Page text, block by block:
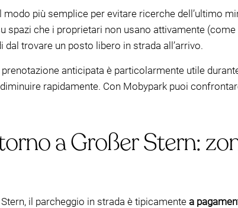
modo più semplice per evitare ricerche dell’ultimo
spazi che i proprietari non usano attivamente
trovare un posto libero in strada all’arrivo.
anticipata è particolarmente utile
rapidamente. Con Mobypark puoi
a Großer Stern:
il parcheggio in strada è tipicamente a